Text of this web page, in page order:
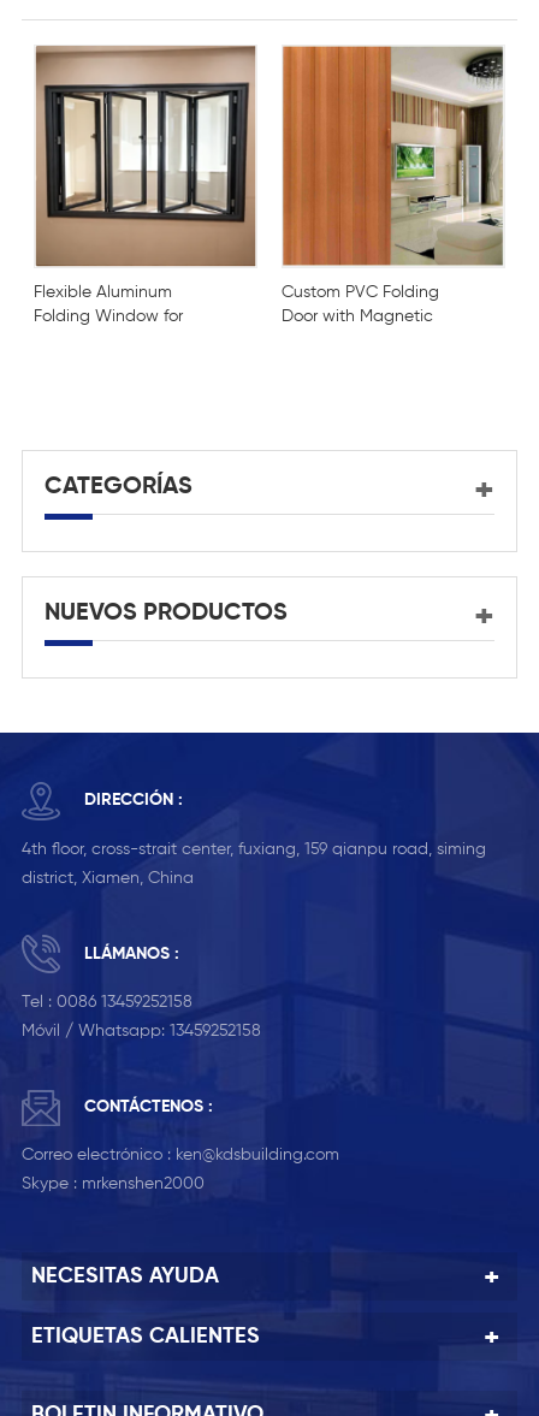
Flexible Aluminum
Folding Window for
Custom PVC Folding
Door with Magnetic
CATEGORÍAS
NUEVOS PRODUCTOS
DIRECCIÓN :
4th floor, cross-strait center, fuxiang, 159 qianpu road, siming
district, Xiamen, China
LLÁMANOS :
Tel : 0086 13459252158
Móvil / Whatsapp: 13459252158
CONTÁCTENOS :
Correo electrónico : ken@kdsbuilding.com
Skype : mrkenshen2000
NECESITAS AYUDA
ETIQUETAS CALIENTES